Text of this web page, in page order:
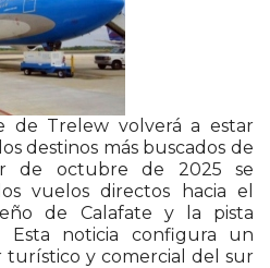
de Trelew volverá a estar
destinos más buscados de
de octubre de 2025 se
vuelos directos hacia el
de Calafate y la pista
Esta noticia configura un
turístico y comercial del sur